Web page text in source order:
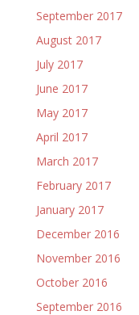
September 2017
August 2017
July 2017
June 2017
May 2017
April 2017
March 2017
February 2017
January 2017
December 2016
November 2016
October 2016
September 2016